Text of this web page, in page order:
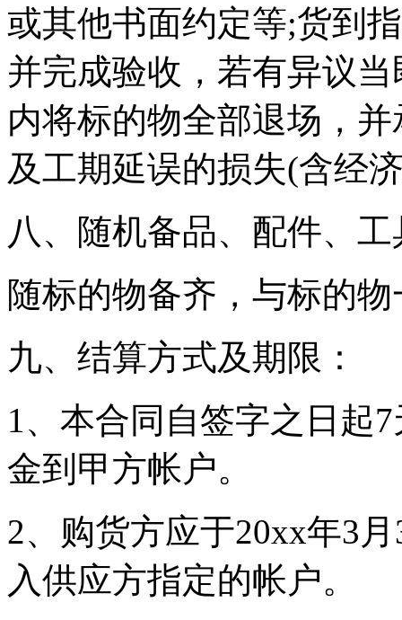
或其他书面约定等;货到
并完成验收，若有异议
内将标的物全部退场，
及工期延误的损失(含经
八、随机备品、配件、
随标的物备齐，与标的
九、结算方式及期限：
1、本合同自签字之日起
金到甲方帐户。
2、购货方应于20xx年3
入供应方指定的帐户。